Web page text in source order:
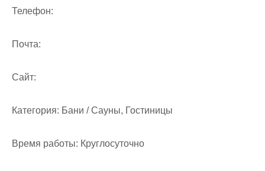
Телефон:
Почта:
Cайт:
Категория: Бани / Сауны, Гостиницы
Время работы: Круглосуточно